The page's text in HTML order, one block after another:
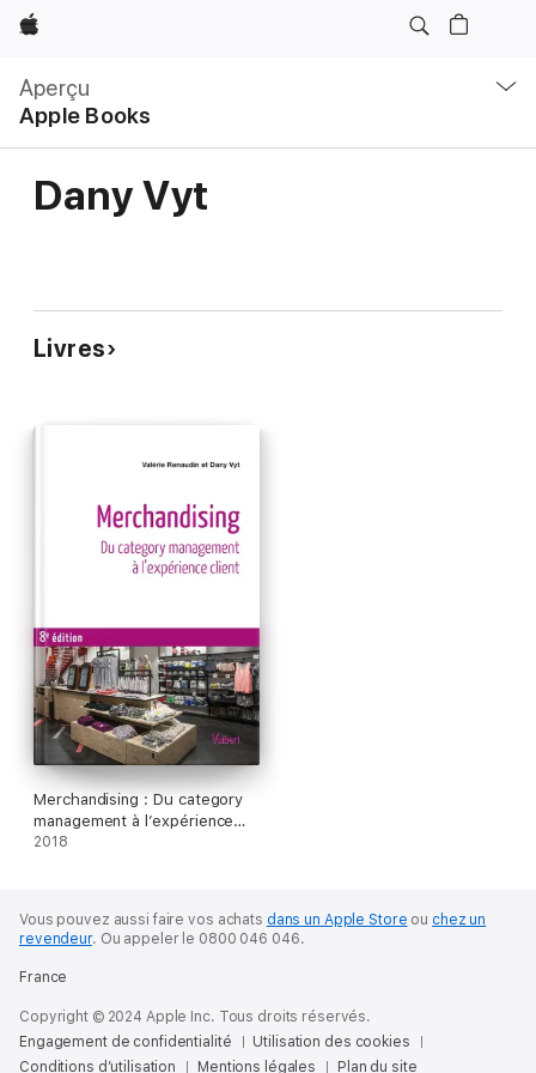
Apple
Aperçu
Apple Books
locale
Ouvrir
menu
Dany Vyt
Livres
Merchandising : Du category
management à l’expérience
client
2018
Vous pouvez aussi faire vos achats dans un Apple Store ou chez un
revendeur. Ou appeler le 0800 046 046.
France
Copyright © 2024 Apple Inc. Tous droits réservés.
Engagement de confidentialité
Utilisation des cookies
Conditions d’utilisation
Mentions légales Plan du site